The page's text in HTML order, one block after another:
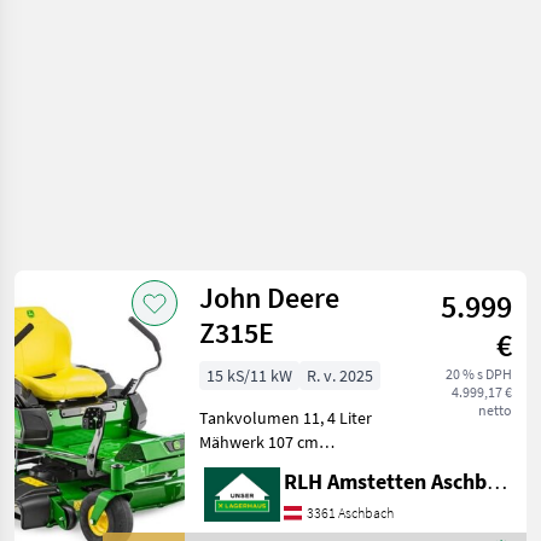
John Deere
Z315E
5.999
€
20 % s DPH
4.999,17 €
netto
15 kS/11 kW
R. v. 2025
Tankvolumen 11, 4 Liter
Mähwerk 107 cm
Seitenauswurf Mäher mit
Nullwenderadius Z315E 2
Zylinder V-Motor 726ccm
RLH Amstetten Aschbach
3361 Aschbach